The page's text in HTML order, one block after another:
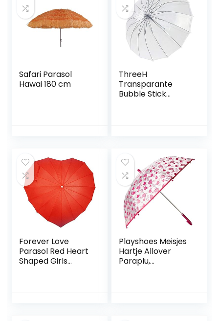
Safari Parasol
Hawai 180 cm
ThreeH
Transparante
Bubble Stick
Forever Love
Parasol Red Heart
Shaped Girls
Playshoes Meisjes
Hartje Allover
Paraplu,